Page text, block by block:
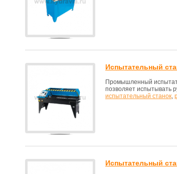
Испытательный
Промышленный
позволяет испытывать
испытательный станок,
Испытательный